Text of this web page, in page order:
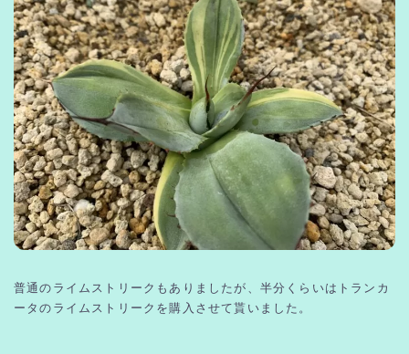
普通のライムストリークもありましたが、半分くらいはトランカ
ータのライムストリークを購入させて貰いました。